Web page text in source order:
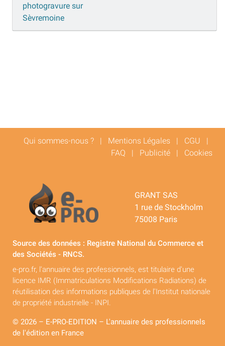
photogravure sur
Sèvremoine
Qui sommes-nous ? | Mentions Légales | CGU |
FAQ | Publicité | Cookies
GRANT SAS
1 rue de Stockholm
75008 Paris
Source des données : Registre National du Commerce et
des Sociétés - RNCS.
e-pro.fr, l'annuaire des professionnels, est titulaire d'une
licence IMR (Immatriculations Modifications Radiations) de
réutilisation des informations publiques de l'Institut nationale
de propriété industrielle - INPI.
© 2026 – E-PRO-EDITION – L'annuaire des professionnels
de l'édition en France